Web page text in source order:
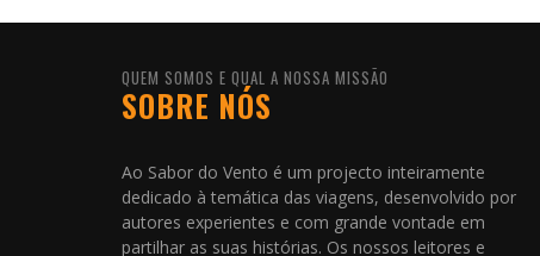
QUEM SOMOS E QUAL A NOSSA MISSÃO
SOBRE NÓS
Ao Sabor do Vento é um projecto inteiramente
dedicado à temática das viagens, desenvolvido por
autores experientes e com grande vontade em
partilhar as suas histórias. Os nossos leitores e